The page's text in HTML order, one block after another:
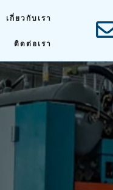
เกี่ยวกับเรา
ติดต่อเรา